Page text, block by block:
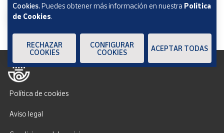
Política de cookies
Aviso legal
Cookies.Puedes obtener más información en nuestra Política
de Cookies.
RECHAZAR
COOKIES
CONFIGURAR
COOKIES
ACEPTAR TODAS